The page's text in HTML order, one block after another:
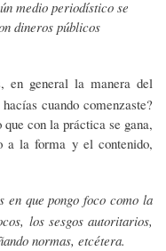
medio periodístico se
dineros públicos
en general la manera del
cuando comenzaste?
con la práctica se gana,
a la forma y el contenido,
en que pongo foco como la
los sesgos autoritarios,
normas, etcétera.